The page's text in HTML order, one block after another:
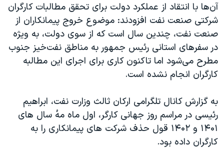
آن‌ها با انتقاد از عملکرد دولت برای تحقق مطالبات کارگران
شرکتی صنعت نفت افزودند: موضوع خروج پیمانکاران از
صنعت نفت، چندین سال است که از سوی دولت، به ویژه
در سفرهای استانی رئیس جمهور به مناطق نفت‌خیز جنوب
مطرح می‌شود اما تاکنون کاری برای اجرای این مطالبه
کارگران انجام نشده است.
به گزارش کانال تلگرامی ارکان ثالث وزارت نفت، ابراهیم
رئیسی در مراسم روز جهانی کارگر، اول ماه مهُ سال های
۱۴۰۱ و ۱۴۰۲ قول حذف شرکت های پیمانکاری را به
کارگران داده بود.